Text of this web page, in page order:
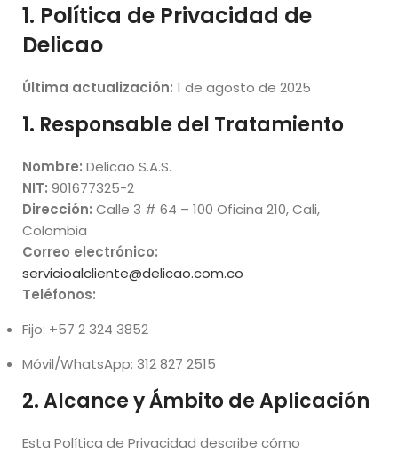
1. Política de Privacidad de
Delicao
Última actualización: 1 de agosto de 2025
1. Responsable del Tratamiento
Nombre: Delicao S.A.S.
NIT: 901677325-2
Dirección: Calle 3 # 64 – 100 Oficina 210, Cali,
Colombia
Correo electrónico:
servicioalcliente@delicao.com.co
Teléfonos:
Fijo: +57 2 324 3852
Móvil/WhatsApp: 312 827 2515
2. Alcance y Ámbito de Aplicación
Esta Política de Privacidad describe cómo